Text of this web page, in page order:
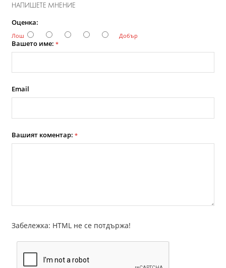
НАПИШЕТЕ МНЕНИЕ
Оценка:
Лош Добър
Вашето име: *
Email
Вашият коментар: *
Забележка: HTML не се потдържа!